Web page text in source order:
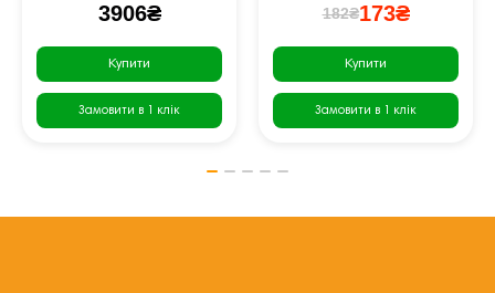
3906₴
Купити
Замовити в 1 клік
182₴173₴
Купити
Замовити в 1 клік